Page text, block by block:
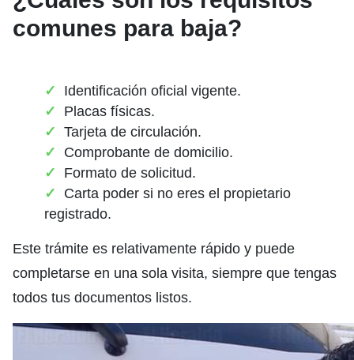
comunes para baja?
Identificación oficial vigente.
Placas físicas.
Tarjeta de circulación.
Comprobante de domicilio.
Formato de solicitud.
Carta poder si no eres el propietario
registrado.
Este trámite es relativamente rápido y puede
completarse en una sola visita, siempre que tengas
todos tus documentos listos.